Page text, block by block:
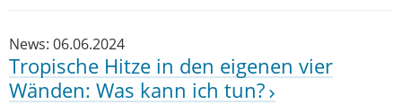
News: 06.06.2024
Tropische Hitze in den eigenen vier
Wänden: Was kann ich tun?